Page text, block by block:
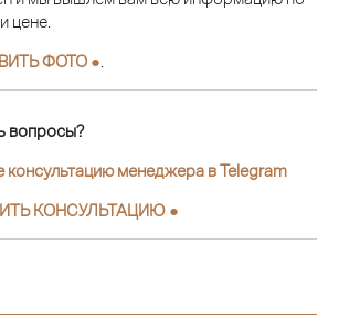
цене.
ФОТО ●
вопросы?
консультацию менеджера в Telegram
КОНСУЛЬТАЦИЮ ●